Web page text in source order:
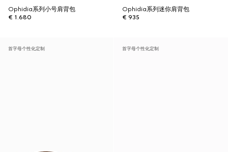
Ophidia系列小号肩背包
€ 1.680
Ophidia系列迷你肩背包
€ 935
首字母个性化定制 首字母个性化定制